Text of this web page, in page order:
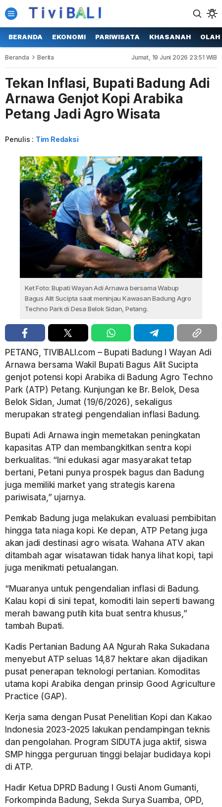
BERANDA EKONOMI PARIWISATA KHASANAH OLAH
Beranda Berita Jumat, 19 Juni 2026 23:51 WIB
Tekan Inflasi, Bupati Badung Adi
Arnawa Genjot Kopi Arabika
Petang Jadi Agro Wisata
Penulis : Tim Redaksi
Ket Foto: Bupati Wayan Adi Arnawa bersama Wabup
Bagus Alit Sucipta saat meninjau Kawasan Badung Agro
Techno Park di Desa Belok Sidan, Petang.
PETANG, TIVIBALI.com – Bupati Badung I Wayan Adi
Arnawa bersama Wakil Bupati Bagus Alit Sucipta
genjot potensi kopi Arabika di Badung Agro Techno
Park (ATP) Petang. Kunjungan ke Br. Belok, Desa
Belok Sidan, Jumat (19/6/2026), sekaligus
merupakan strategi pengendalian inflasi Badung.
Bupati Adi Arnawa ingin memetakan peningkatan
kapasitas ATP dan membangkitkan sentra kopi
berkualitas. “Ini edukasi agar masyarakat tetap
bertani, Petani punya prospek bagus dan Badung
juga memiliki market yang strategis karena
pariwisata,” ujarnya.
Pemkab Badung juga melakukan evaluasi pembibitan
hingga tata niaga kopi. Ke depan, ATP Petang juga
akan jadi destinasi agro wisata. Wahana ATV akan
ditambah agar wisatawan tidak hanya lihat kopi, tapi
juga menikmati petualangan.
“Muaranya untuk pengendalian inflasi di Badung.
Kalau kopi di sini tepat, komoditi lain seperti bawang
merah bawang putih kita buat sentra khusus,”
tambah Bupati.
Kadis Pertanian Badung AA Ngurah Raka Sukadana
menyebut ATP seluas 14,87 hektare akan dijadikan
pusat penerapan teknologi pertanian. Komoditas
utama kopi Arabika dengan prinsip Good Agriculture
Practice (GAP).
Kerja sama dengan Pusat Penelitian Kopi dan Kakao
Indonesia 2023-2025 lakukan pendampingan teknis
dan pengolahan. Program SIDUTA juga aktif, siswa
SMP hingga perguruan tinggi belajar budidaya kopi
di ATP.
Hadir Ketua DPRD Badung I Gusti Anom Gumanti,
Forkompinda Badung, Sekda Surya Suamba, OPD,